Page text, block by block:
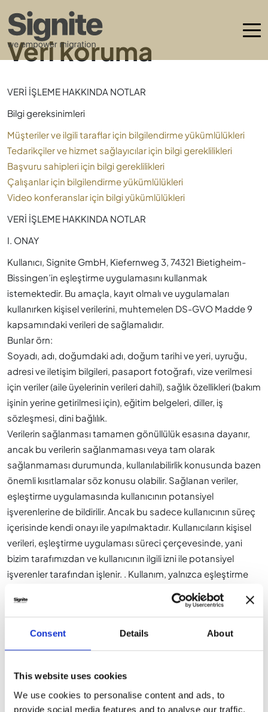
Consent Details About
This website uses cookies
We use cookies to personalise content and ads, to
provide social media features and to analyse our traffic.
Veri koruma
VERİ İŞLEME HAKKINDA NOTLAR
Bilgi gereksinimleri
Müşteriler ve ilgili taraflar için bilgilendirme yükümlülükleri
Tedarikçiler ve hizmet sağlayıcılar için bilgi gereklilikleri
Başvuru sahipleri için bilgi gereklilikleri
Çalışanlar için bilgilendirme yükümlülükleri
Video konferanslar için bilgi yükümlülükleri
VERİ İŞLEME HAKKINDA NOTLAR
I. ONAY
Kullanıcı, Signite GmbH, Kiefernweg 3, 74321 Bietigheim-
Bissingen’in eşleştirme uygulamasını kullanmak
istemektedir. Bu amaçla, kayıt olmalı ve uygulamaları
kullanırken kişisel verilerini, muhtemelen DS-GVO Madde 9
kapsamındaki verileri de sağlamalıdır.
Bunlar örn:
Soyadı, adı, doğumdaki adı, doğum tarihi ve yeri, uyruğu,
adresi ve iletişim bilgileri, pasaport fotoğrafı, vize verilmesi
için veriler (aile üyelerinin verileri dahil), sağlık özellikleri (bakım
işinin yerine getirilmesi için), eğitim belgeleri, diller, iş
sözleşmesi, dini bağlılık.
Verilerin sağlanması tamamen gönüllülük esasına dayanır,
ancak bu verilerin sağlanmaması veya tam olarak
sağlanmaması durumunda, kullanılabilirlik konusunda bazen
önemli kısıtlamalar söz konusu olabilir. Sağlanan veriler,
eşleştirme uygulamasında kullanıcının potansiyel
işverenlerine de bildirilir. Ancak bu sadece kullanıcının süreç
içerisinde kendi onayı ile yapılmaktadır. Kullanıcıların kişisel
verileri, eşleştirme uygulaması süreci çerçevesinde, yani
bizim tarafımızdan ve kullanıcının ilgili izni ile potansiyel
işverenler tarafından işlenir. . Kullanım, yalnızca eşleştirme
çerçevesinde işlem yapılması amacına yöneliktir.
Sözleşmenin yerine getirilmesi için gerekli olmadıkça (bu
durumda bunu belirtiyoruz) veya kullanıcı buna izin
vermedikçe veriler üçüncü taraflara aktarılmaz.
olarak gerekli olduğu sürece ve ölçüde gerçekleştirilecektir.
KULLANICI BUNA AÇIKÇA RIZA GÖSTERIR.